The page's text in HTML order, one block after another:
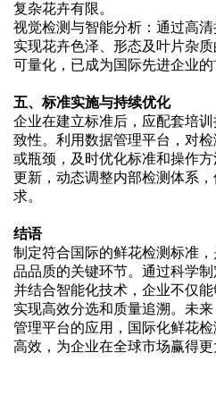
复杂花卉有限。
视觉检测与智能分析：通过高
实现花卉色泽、形态及叶片杂
可量化，已成为国际先进企业的
五、标准实施与持续优化
企业在建立标准后，应配套培
致性。利用数据管理平台，对
或瓶颈，及时优化标准和操作
更新，动态调整内部检测体系
求。
结语
制定符合国际的鲜花检测标准
品品质的关键环节。通过科学
并结合智能化技术，企业不仅
实现高效分选和质量追溯。未
管理平台的应用，国际化鲜花检
高效，为企业在全球市场赢得更